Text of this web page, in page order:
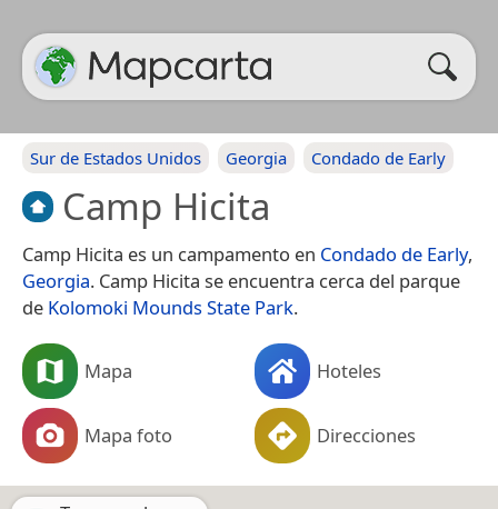
Sur de Estados Unidos Georgia Condado de Early
Camp Hicita
Camp Hicita es un campamento en Condado de Early,
Georgia. Camp Hicita se encuentra cerca del parque
de Kolomoki Mounds State Park.
Mapa Hoteles
Mapa foto Direcciones